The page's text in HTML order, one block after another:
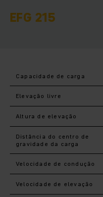
EFG 215
Capacidade de carga
Elevação livre
Altura de elevação
Distância do centro de
gravidade da carga
Velocidade de condução
Velocidade de elevação